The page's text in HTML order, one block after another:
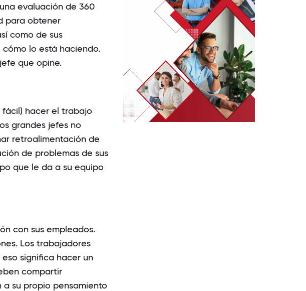
evaluación de 360
para obtener
como de sus
lo está haciendo.
que opine.
fácil) hacer el trabajo
grandes jefes no
retroalimentación de
de problemas de sus
que le da a su equipo
con sus empleados.
Los trabajadores
significa hacer un
compartir
su propio pensamiento